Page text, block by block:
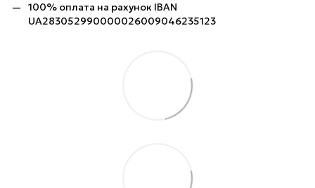
100% оплата на рахунок IBAN
UA283052990000026009046235123